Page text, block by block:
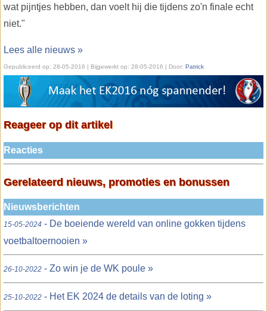
wat pijntjes hebben, dan voelt hij die tijdens zo'n finale echt
niet."
Lees alle nieuws »
Gepubliceerd op: 28-05-2016 | Bijgewerkt op: 28-05-2016 | Door: Patrick
Reageer op dit artikel
Reacties
Gerelateerd nieuws, promoties en bonussen
Nieuwsberichten
15-05-2024 - De boeiende wereld van online gokken tijdens
voetbaltoernooien »
26-10-2022 - Zo win je de WK poule »
25-10-2022 - Het EK 2024 de details van de loting »